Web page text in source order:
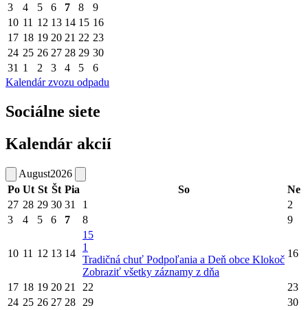
3
4 5 6 7 8
9
10 11 12 13 14 15 16
17 18 19 20 21 22 23
24 25 26 27 28 29 30
31 1 2 3 4 5
6
Kalendár zvozu odpadu
Sociálne siete
Kalendár akcií
August2026
Po Ut St Št Pia So
Ne
27 28 29 30 31 1
2
3
4 5 6 7 8 9
10 11 12 13 14
15
1
Tradičná chuť Podpoľania a Deň obce Klokoč
Zobraziť všetky záznamy z dňa
16
17 18 19 20 21 22
23
24 25 26 27 28 29
30